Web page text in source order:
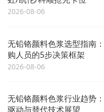
2026-08-06
无铅铬颜料色浆选型指南
购人员的5步决策框架
2026-08-06
无铅铬颜料色浆行业趋势
驱动与替代技术展望